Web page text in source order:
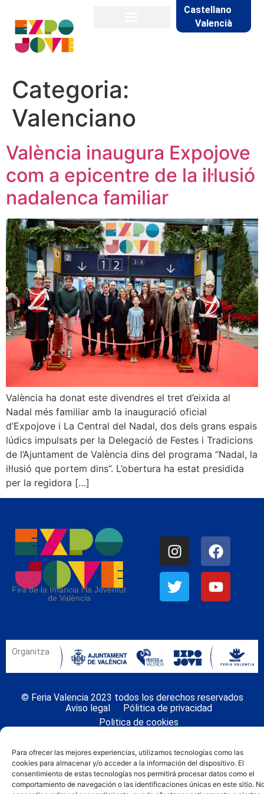
Para ofrecer las mejores experiencias, utilizamos tecnologías como las
cookies para almacenar y/o acceder a la información del dispositivo. El
consentimiento de estas tecnologías nos permitirá procesar datos como el
comportamiento de navegación o las identificaciones únicas en este sitio.
Castellano
Valencià
Categoria:
Valenciano
València inaugura Expojove
com a epicentre de la il·lusió
nadalenca familiar
València ha donat este divendres el tret d’eixida al
Nadal més familiar amb la inauguració oficial
d’Expojove i La Central del Nadal, dos dels grans espais
lúdics impulsats per la Delegació de Festes i Tradicions
de l’Ajuntament de València dins del programa “Nadal, la
il·lusió que portem dins”. L’obertura ha estat presidida
per la regidora […]
Fira de la Infància i la Joventut
de València
Organitza
© Feria Valencia 2023 todos los derechos reservados
Aviso legal
Pólitica de privacidad
Politica de cookies